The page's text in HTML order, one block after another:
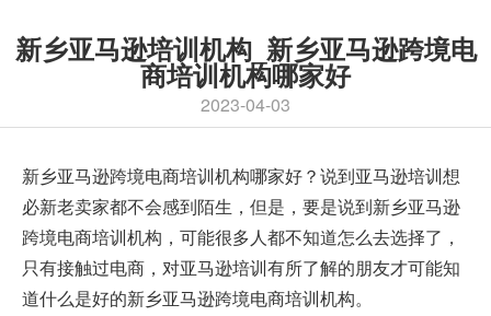
新乡亚马逊培训机构_新乡亚马逊跨境电
商培训机构哪家好
2023-04-03
新乡亚马逊跨境电商培训机构哪家好？说到亚马逊培训想
必新老卖家都不会感到陌生，但是，要是说到新乡亚马逊
跨境电商培训机构，可能很多人都不知道怎么去选择了，
只有接触过电商，对亚马逊培训有所了解的朋友才可能知
道什么是好的新乡亚马逊跨境电商培训机构。